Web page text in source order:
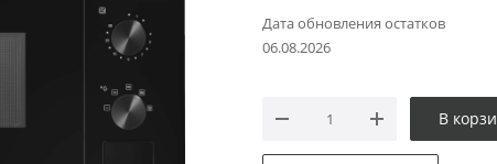
Дата обновления остатков
06.08.2026
В